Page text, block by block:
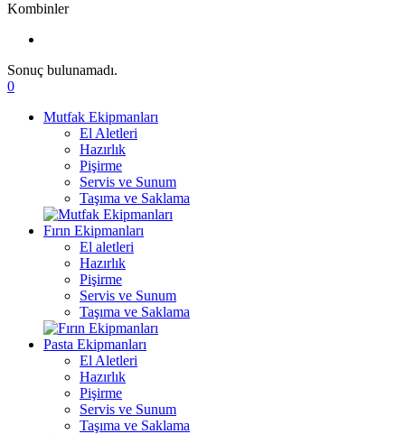
Kombinler
Sonuç bulunamadı.
0
Mutfak Ekipmanları
El Aletleri
Hazırlık
Pişirme
Servis ve Sunum
Taşıma ve Saklama
Fırın Ekipmanları
El aletleri
Hazırlık
Pişirme
Servis ve Sunum
Taşıma ve Saklama
Pasta Ekipmanları
El Aletleri
Hazırlık
Pişirme
Servis ve Sunum
Taşıma ve Saklama